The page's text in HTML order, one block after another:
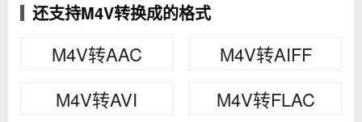
还支持M4V转换成的格式
M4V转AAC
M4V转AIFF
M4V转AVI
M4V转FLAC